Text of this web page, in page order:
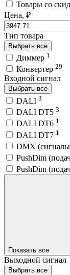
Товары со
Цена, ₽
Тип товара
Выбрать все
Диммер 1
Конвертер 29
Входной сигнал
Выбрать все
DALI 3
DALI DT5 3
DALI DT6 1
DALI DT7 1
DMX
PushDim
PushDim
Показать все
Выходной сигнал
Выбрать все